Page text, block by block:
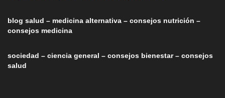
blog salud – medicina alternativa – consejos nutrición –
consejos medicina
sociedad – ciencia general – consejos bienestar – consejos
salud